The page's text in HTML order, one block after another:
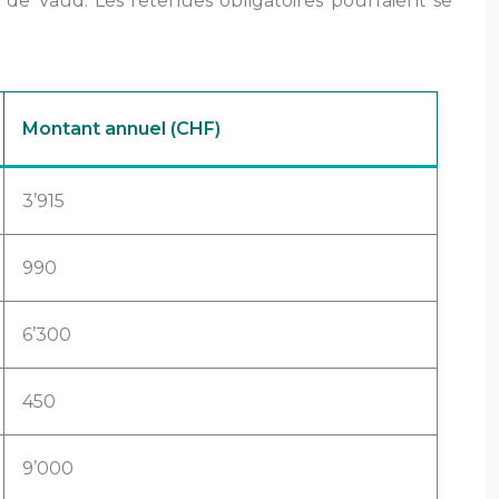
Montant annuel (CHF)
3’915
990
6’300
450
9’000